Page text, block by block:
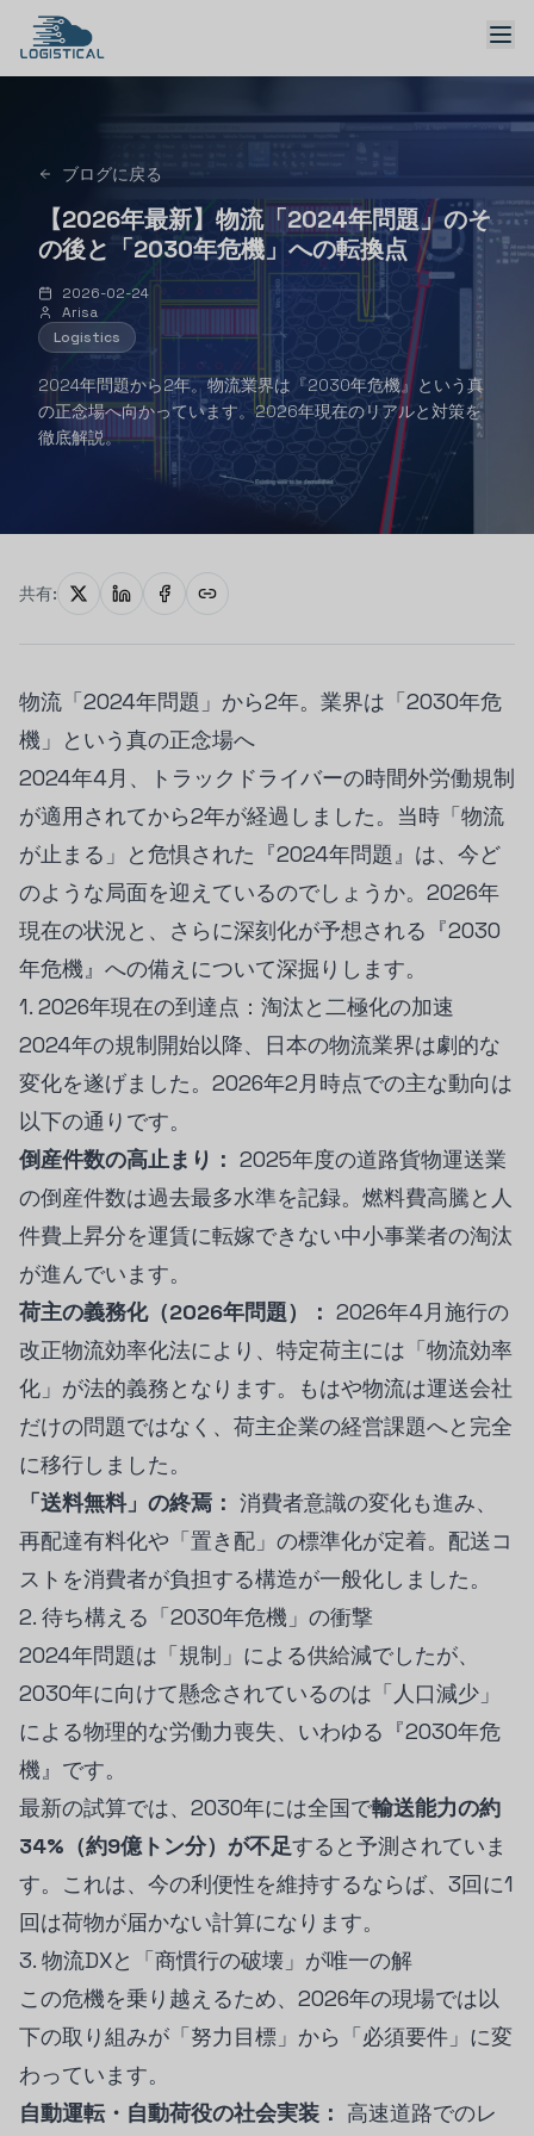
ソリューション
日本語 → English
デモを予約
ブログに戻る
【2026年最新】物流「2024年問題」のそ
の後と「2030年危機」への転換点
2026-02-24
Arisa
Logistics
2024年問題から2年。物流業界は『2030年危機』という真
の正念場へ向かっています。2026年現在のリアルと対策を
徹底解説。
共有:
物流「2024年問題」から2年。業界は「2030年危
機」という真の正念場へ
2024年4月、トラックドライバーの時間外労働規制
が適用されてから2年が経過しました。当時「物流
が止まる」と危惧された『2024年問題』は、今ど
のような局面を迎えているのでしょうか。2026年
現在の状況と、さらに深刻化が予想される『2030
年危機』への備えについて深掘りします。
1. 2026年現在の到達点：淘汰と二極化の加速
2024年の規制開始以降、日本の物流業界は劇的な
変化を遂げました。2026年2月時点での主な動向は
以下の通りです。
倒産件数の高止まり： 2025年度の道路貨物運送業
の倒産件数は過去最多水準を記録。燃料費高騰と人
件費上昇分を運賃に転嫁できない中小事業者の淘汰
が進んでいます。
荷主の義務化（2026年問題）： 2026年4月施行の
改正物流効率化法により、特定荷主には「物流効率
化」が法的義務となります。もはや物流は運送会社
だけの問題ではなく、荷主企業の経営課題へと完全
に移行しました。
「送料無料」の終焉： 消費者意識の変化も進み、
再配達有料化や「置き配」の標準化が定着。配送コ
ストを消費者が負担する構造が一般化しました。
2. 待ち構える「2030年危機」の衝撃
2024年問題は「規制」による供給減でしたが、
2030年に向けて懸念されているのは「人口減少」
による物理的な労働力喪失、いわゆる『2030年危
機』です。
最新の試算では、2030年には全国で輸送能力の約
34%（約9億トン分）が不足すると予測されていま
す。これは、今の利便性を維持するならば、3回に1
回は荷物が届かない計算になります。
3. 物流DXと「商慣行の破壊」が唯一の解
この危機を乗り越えるため、2026年の現場では以
下の取り組みが「努力目標」から「必須要件」に変
わっています。
自動運転・自動荷役の社会実装： 高速道路でのレ